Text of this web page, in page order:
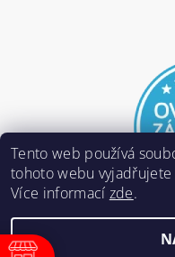
E-
Tento web používá
tohoto webu
Více informací zde.